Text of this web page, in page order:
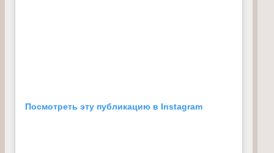
Посмотреть эту публикацию в Instagram